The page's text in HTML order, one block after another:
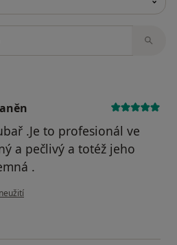
.Je to profesionál ve
a pečlivý a totéž jeho
.
uživatele Váš účet byl odstraněn